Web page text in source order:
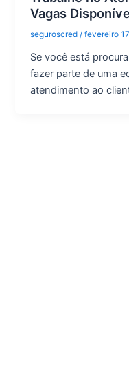
Vagas
seguroscred/fevereiro
Se você está
fazer parte de uma
atendimento ao